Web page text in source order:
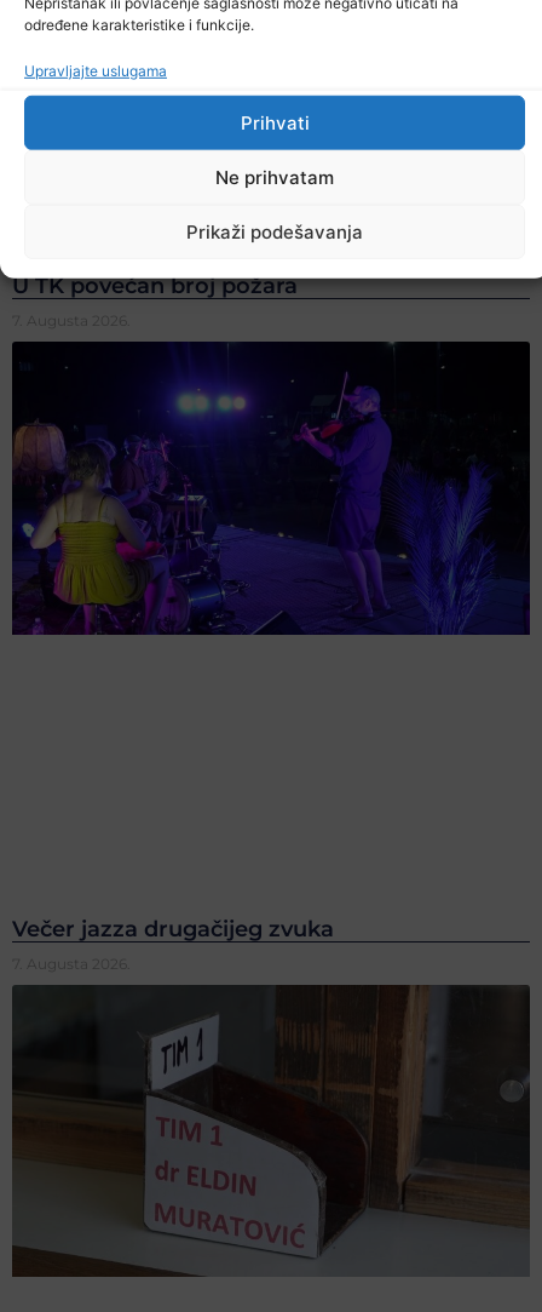
određene karakteristike i funkcije.
Upravljajte uslugama
Prihvati
Ne prihvatam
Prikaži podešavanja
U TK povećan broj požara
7. Augusta 2026.
Večer jazza drugačijeg zvuka
7. Augusta 2026.